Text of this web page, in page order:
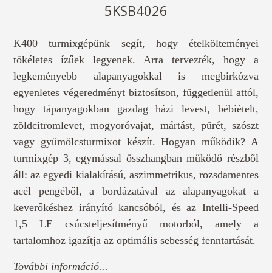
5KSB4026
K400 turmixgépünk segít, hogy ételkölteményei
tökéletes ízűek legyenek. Arra tervezték, hogy a
legkeményebb alapanyagokkal is megbirkózva
egyenletes végeredményt biztosítson, függetlenül attól,
hogy tápanyagokban gazdag házi levest, bébiételt,
zöldcitromlevet, mogyoróvajat, mártást, pürét, szószt
vagy gyümölcsturmixot készít. Hogyan működik? A
turmixgép 3, egymással összhangban működő részből
áll: az egyedi kialakítású, aszimmetrikus, rozsdamentes
acél pengéből, a bordázatával az alapanyagokat a
keverőkéshez irányító kancsóból, és az Intelli-Speed
1,5 LE csúcsteljesítményű motorból, amely a
tartalomhoz igazítja az optimális sebesség fenntartását.
További információ...